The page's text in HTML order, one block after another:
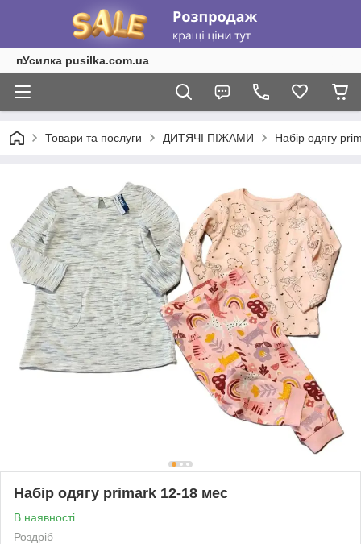
пУсилка pusilka.com.ua
Товари та послуги ДИТЯЧІ ПІЖАМИ Набір одягу
Набір одягу primark 12-18 мес
В наявності
Роздріб